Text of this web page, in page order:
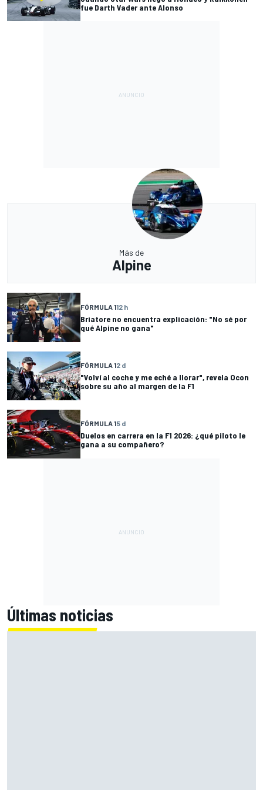
fue Darth Vader ante Alonso
Más de
Alpine
FÓRMULA 112 h
Briatore no encuentra explicación: "No sé por
qué Alpine no gana"
FÓRMULA 12 d
"Volví al coche y me eché a llorar", revela Ocon
sobre su año al margen de la F1
FÓRMULA 15 d
Duelos en carrera en la F1 2026: ¿qué piloto le
gana a su compañero?
Últimas noticias